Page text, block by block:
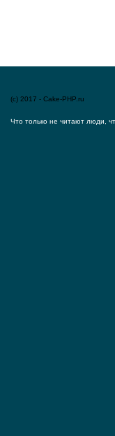
(c) 2017 - Cake-PHP.ru
Что только не читают люди,